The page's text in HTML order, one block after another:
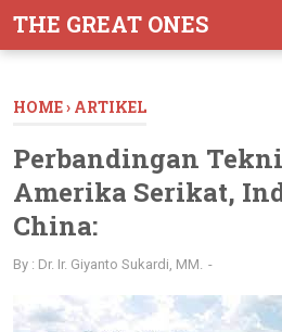
THE GREAT ONES
HOME› ARTIKEL
Perbandingan
Amerika Serikat,
China:
By : Dr. Ir. Giyanto Sukardi, MM.